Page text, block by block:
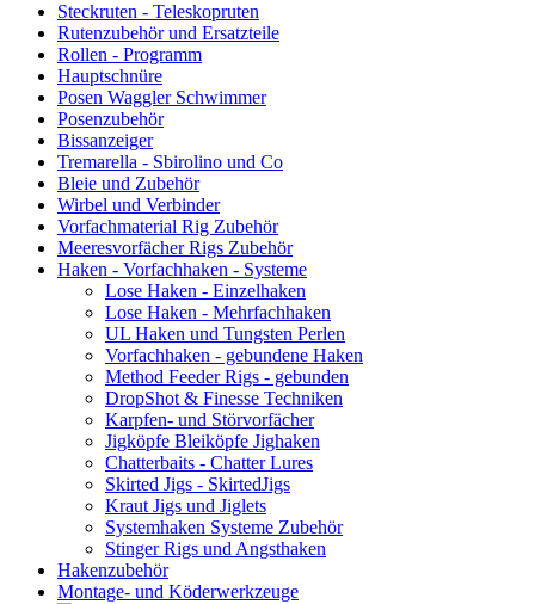
Steckruten - Teleskopruten
Rutenzubehör und Ersatzteile
Rollen - Programm
Hauptschnüre
Posen Waggler Schwimmer
Posenzubehör
Bissanzeiger
Tremarella - Sbirolino und Co
Bleie und Zubehör
Wirbel und Verbinder
Vorfachmaterial Rig Zubehör
Meeresvorfächer Rigs Zubehör
Haken - Vorfachhaken - Systeme
Lose Haken - Einzelhaken
Lose Haken - Mehrfachhaken
UL Haken und Tungsten Perlen
Vorfachhaken - gebundene Haken
Method Feeder Rigs - gebunden
DropShot & Finesse Techniken
Karpfen- und Störvorfächer
Jigköpfe Bleiköpfe Jighaken
Chatterbaits - Chatter Lures
Skirted Jigs - SkirtedJigs
Kraut Jigs und Jiglets
Systemhaken Systeme Zubehör
Stinger Rigs und Angsthaken
Hakenzubehör
Montage- und Köderwerkzeuge